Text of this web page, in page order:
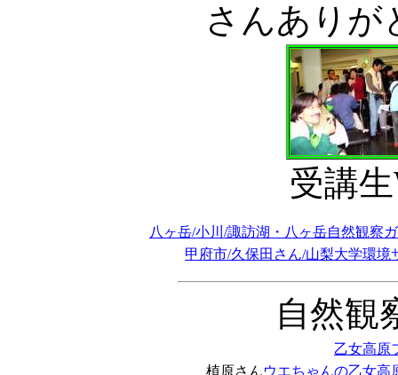
さんありが
受講
八ヶ岳/小川/諏訪湖・八ヶ岳自然観察
甲府市/久保田さん/山梨大学環境
自然観
乙女高原
植原さんウエちゃんの乙女高